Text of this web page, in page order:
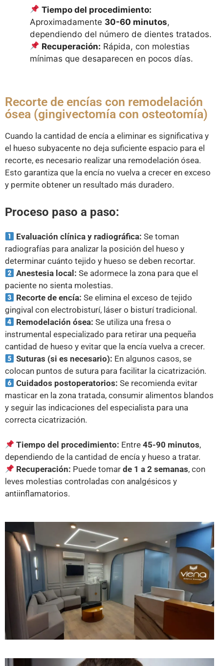
Tiempo del procedimiento:
Aproximadamente 30-60 minutos,
dependiendo del número de dientes tratados.
Recuperación: Rápida, con molestias
mínimas que desaparecen en pocos días.
Recorte de encías con remodelación
ósea (gingivectomía con osteotomía)
Cuando la cantidad de encía a eliminar es significativa y
el hueso subyacente no deja suficiente espacio para el
recorte, es necesario realizar una remodelación ósea.
Esto garantiza que la encía no vuelva a crecer en exceso
y permite obtener un resultado más duradero.
Proceso paso a paso:
Evaluación clínica y radiográfica: Se toman
radiografías para analizar la posición del hueso y
determinar cuánto tejido y hueso se deben recortar.
Anestesia local: Se adormece la zona para que el
paciente no sienta molestias.
Recorte de encía: Se elimina el exceso de tejido
gingival con electrobisturí, láser o bisturí tradicional.
Remodelación ósea: Se utiliza una fresa o
instrumental especializado para retirar una pequeña
cantidad de hueso y evitar que la encía vuelva a crecer.
Suturas (si es necesario): En algunos casos, se
colocan puntos de sutura para facilitar la cicatrización.
Cuidados postoperatorios: Se recomienda evitar
masticar en la zona tratada, consumir alimentos blandos
y seguir las indicaciones del especialista para una
correcta cicatrización.
Tiempo del procedimiento: Entre45-90 minutos,
dependiendo de la cantidad de encía y hueso a tratar.
Recuperación: Puede tomarde 1 a 2 semanas, con
leves molestias controladas con analgésicos y
antiinflamatorios.